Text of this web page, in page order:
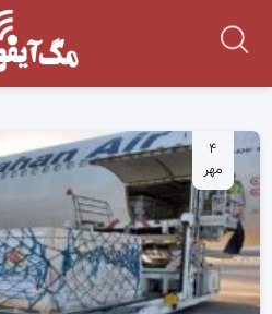
۴
مهر